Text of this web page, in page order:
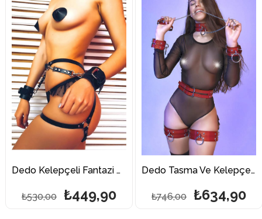
Dedo Kelepçeli Fantazi Kalça Aksesuarı
₺449,90
₺530,00
İndirim
%15İndirim
Dedo Tasma Ve Kelepçeli Fantazi Harnes Takım
₺634,90
₺746,00